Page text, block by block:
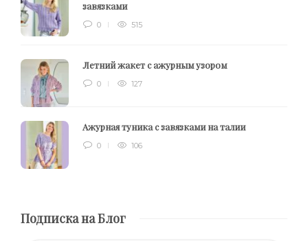
завязками
0 515
Летний жакет с ажурным узором
0 127
Ажурная туника с завязками на талии
0 106
Подписка на Блог